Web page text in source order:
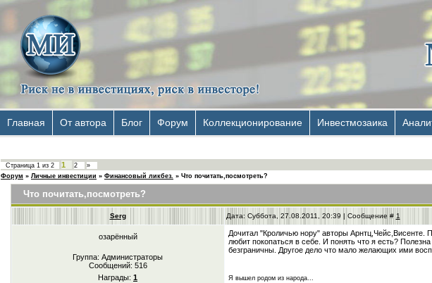
Главная От автора Блог Форум Коллекционирование Инвестмозаика
Страница 1 из 2 1 2
»
Форум » Личные инвестиции » Финансовый ликбез. » Что почитать,посмотреть?
Что почитать,посмотреть?
Serg Дата: Суббота, 27.08.2011, 20:39 | Сообщение # 1
озарённый
Группа: Администраторы
Сообщений: 516
Награды: 1
Дочитал "Кроличью нору" авторы Арнтц,Чейс,Висенте.
любит покопаться в себе. И понять что я есть?
безграничны. Другое дело что мало желающих ими
Я вышел родом из народа...